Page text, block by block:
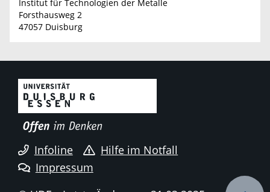
Institut für Technologien der Metalle
Forsthausweg 2
47057 Duisburg
Infoline
Hilfe im Notfall
Impressum